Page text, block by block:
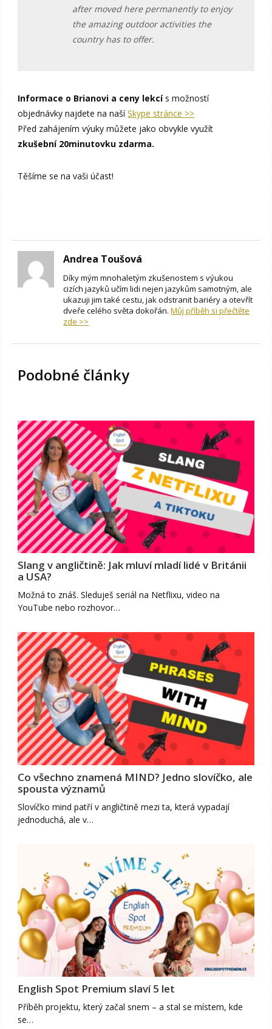
after moved here permanently to enjoy
the amazing outdoor activities the
country has to offer.
Informace o Brianovi a ceny lekcís možností
objednávky najdete na našíSkype stránce >>
Před zahájením výuky můžete jako obvykle využít
zkušební 20minutovku zdarma.
Těšíme se na vaši účast!
Andrea Toušová
Díky mým mnohaletým zkušenostem s výukou
cizích jazyků učím lidi nejen jazykům samotným, ale
ukazuji jim také cestu, jak odstranit bariéry a otevřít
dveře celého světa dokořán.Můj příběh si přečtěte
zde >>
Podobné články
Slang v angličtině: Jak mluví mladí lidé v Británii
a USA?
Možná to znáš. Sleduješ seriál na Netflixu, video na
YouTube nebo rozhovor…
Co všechno znamená MIND? Jedno slovíčko, ale
spousta významů
Slovíčko mind patří v angličtině mezi ta, která vypadají
jednoduchá, ale v…
English Spot Premium slaví 5 let
Příběh projektu, který začal snem – a stal se místem, kde
se…